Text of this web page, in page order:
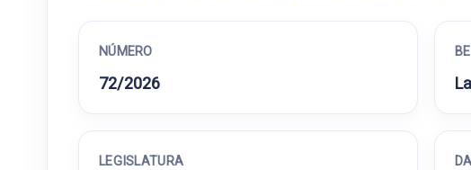
NÚMERO
72/2026
LEGISLATURA